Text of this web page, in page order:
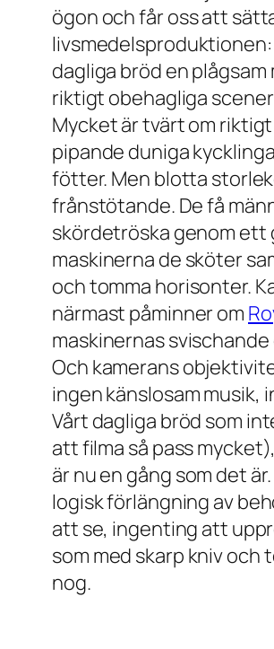
ögon och får oss att
dagliga bröd en
riktigt obehagliga
Mycket är tvärt om
pipande duniga
fötter. Men blotta
frånstötande. De få
skördetröska genom ett
maskinerna de sköter
och tomma horisonter.
närmast påminner om
maskinernas
Och kamerans
ingen känslosam
Vårt dagliga bröd som
att filma så pass
är nu en gång som det
logisk förlängning av
att se, ingenting att
som med skarp kniv och
nog.